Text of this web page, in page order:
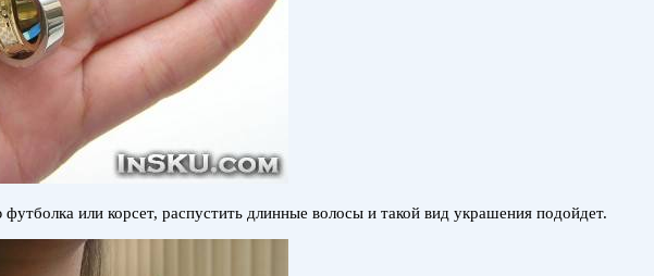
или корсет, распустить длинные волосы и такой вид украшения подойдет.